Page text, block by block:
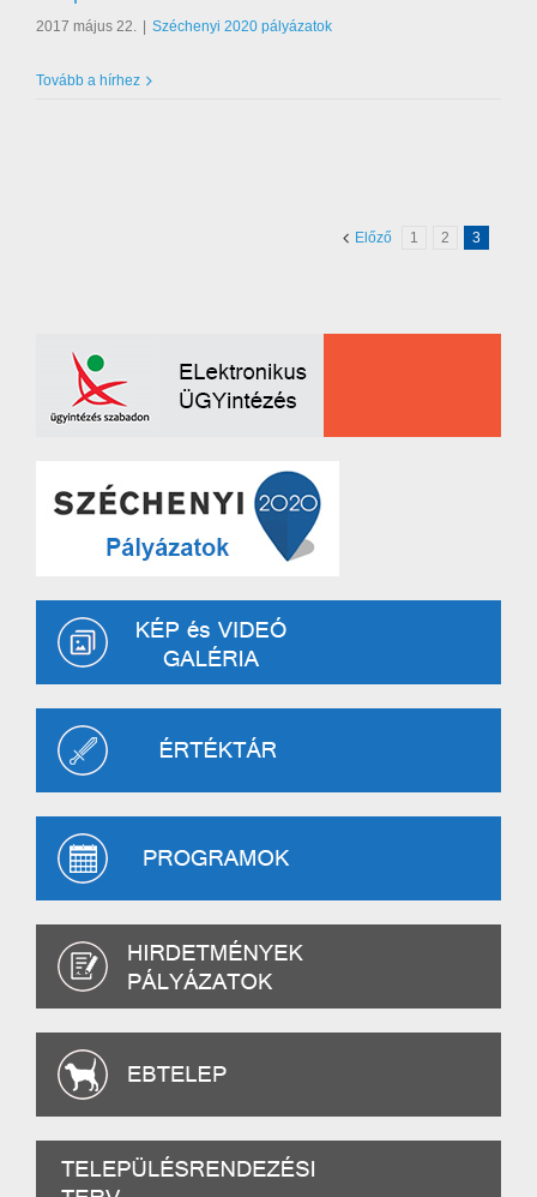
2017 május 22. Széchenyi 2020 pályázatok
Tovább a hírhez
Előző 1 2 3